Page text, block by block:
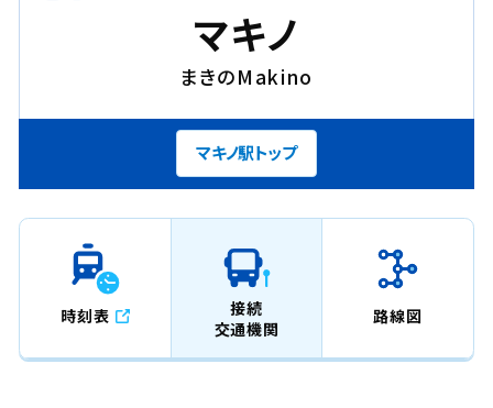
マキノ
まきのMakino
マキノ駅トップ
時刻表
接続
交通機関
路線図